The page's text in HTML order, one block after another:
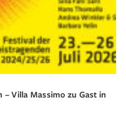
– Villa Massimo zu Gast in